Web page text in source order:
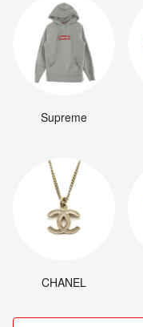
Supreme
CHANEL